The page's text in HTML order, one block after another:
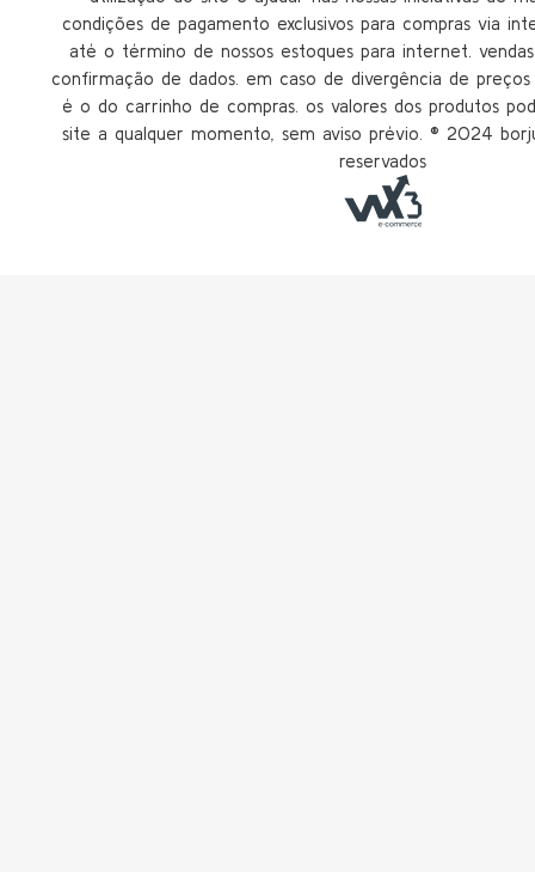
condições de pagamento exclusivos para compras via
até o término de nossos estoques para internet.
confirmação de dados. em caso de divergência de
é o do carrinho de compras. os valores dos produtos
site a qualquer momento, sem aviso prévio. ®️ 2024
reservados